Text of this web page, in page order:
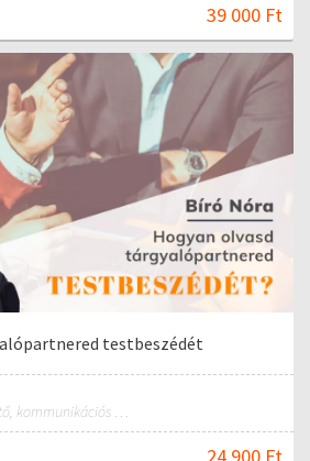
39 000 Ft
testbeszédét
testbeszédszakértő, kommunikációs szakember